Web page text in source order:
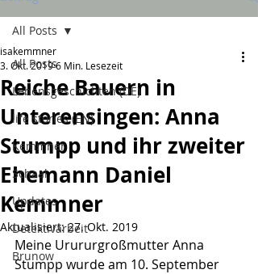
All Posts
Lebensgeschichten (DE)
life stories (EN)
Kemmner
Schaal
Updates
Detektivarbeit
Brunow
All Posts
Reiche Bauern in
Unterensingen: Anna
Stumpp und ihr zweiter
Ehemann Daniel
Kemmner
isakemmner
3. Okt. 20196 Min. Lesezeit
Aktualisiert:27. Okt. 2019
Meine Urururgroßmutter Anna
Stumpp wurde am 10. September